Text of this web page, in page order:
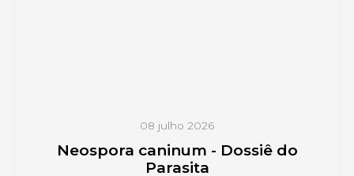
08 julho 2026
Neospora caninum - Dossiê do
Parasita